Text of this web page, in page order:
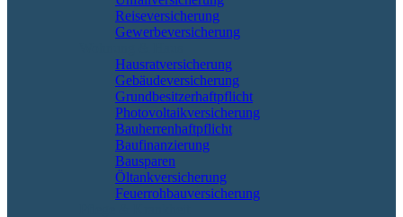
Reiseversicherung
Gewerbeversicherung
Hausratversicherung
Gebäudeversicherung
Grundbesitzerhaftpflicht
Photovoltaikversicherung
Bauherrenhaftpflicht
Baufinanzierung
Bausparen
Öltankversicherung
Feuerrohbauversicherung